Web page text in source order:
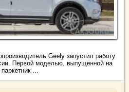
Geely запустил работу
Первой моделью, выпущенной на
...